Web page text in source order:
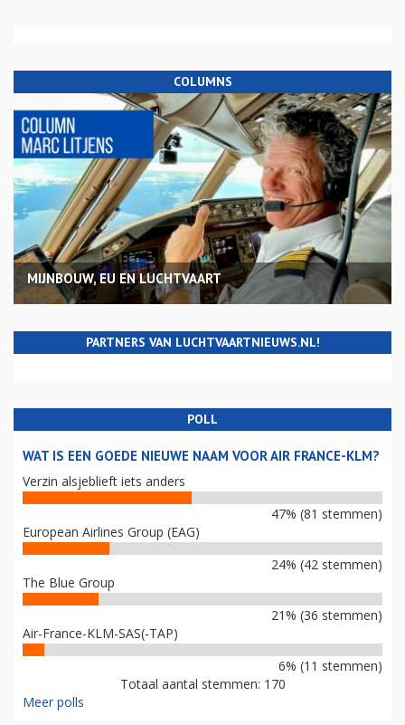
COLUMNS
MIJNBOUW, EU EN LUCHTVAART
PARTNERS VAN LUCHTVAARTNIEUWS.NL!
POLL
WAT IS EEN GOEDE NIEUWE NAAM VOOR AIR FRANCE-KLM?
Verzin alsjeblieft iets anders
47% (81 stemmen)
European Airlines Group (EAG)
24% (42 stemmen)
The Blue Group
21% (36 stemmen)
Air-France-KLM-SAS(-TAP)
6% (11 stemmen)
Totaal aantal stemmen: 170
Meer polls